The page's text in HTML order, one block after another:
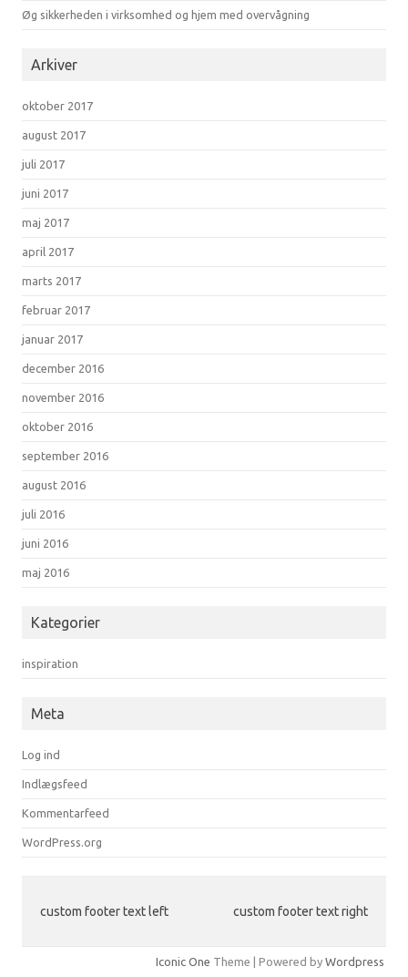
Øg sikkerheden i virksomhed og hjem med overvågning
Arkiver
oktober 2017
august 2017
juli 2017
juni 2017
maj 2017
april 2017
marts 2017
februar 2017
januar 2017
december 2016
november 2016
oktober 2016
september 2016
august 2016
juli 2016
juni 2016
maj 2016
Kategorier
inspiration
Meta
Log ind
Indlægsfeed
Kommentarfeed
WordPress.org
custom footer text left custom footer text right
Iconic One Theme | Powered by Wordpress